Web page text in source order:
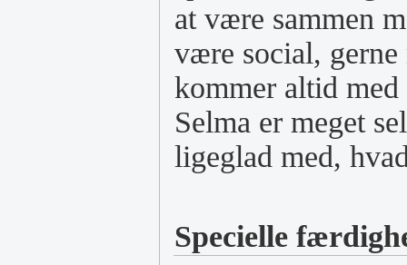
at være sammen
være social, gerne
kommer altid
Selma er meget
ligeglad med,
Specielle